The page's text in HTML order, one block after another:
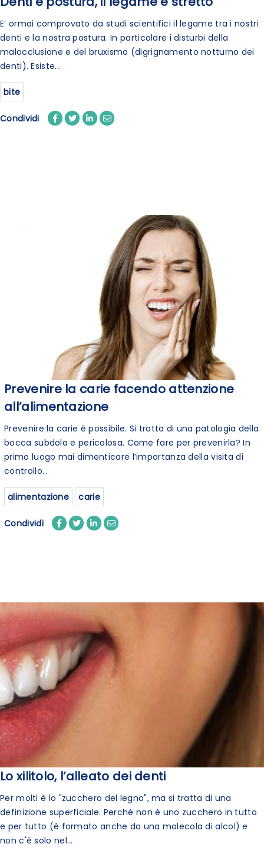
E’ ormai comprovato da studi scientifici il legame tra i nostri
denti e la nostra postura. In particolare i disturbi della
malocclusione e del bruxismo (digrignamento notturno dei
denti). Esiste...
bite
Condividi
Prevenire la carie facendo attenzione
all’alimentazione
Prevenire la carie è possibile. Si tratta di una patologia della
bocca subdola e pericolosa. Come fare per prevenirla? In
primo luogo mai dimenticare l’importanza della visita di
controllo...
alimentazione carie
Condividi
Lo xilitolo, l’alleato dei denti
Per molti è lo "zucchero del legno", ma si tratta di una
definizione superficiale. Perché non è uno zucchero in tutto
e per tutto (è formato anche da una molecola di alcol) e
non c'è solo nel...